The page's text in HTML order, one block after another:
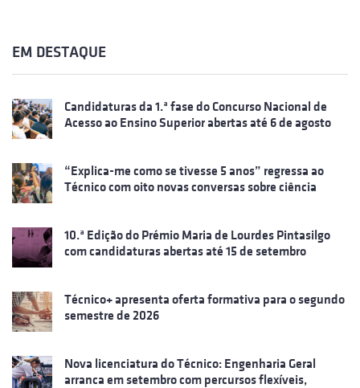
EM DESTAQUE
Candidaturas da 1.ª fase do Concurso Nacional de
Acesso ao Ensino Superior abertas até 6 de agosto
“Explica-me como se tivesse 5 anos” regressa ao
Técnico com oito novas conversas sobre ciência
10.ª Edição do Prémio Maria de Lourdes Pintasilgo
com candidaturas abertas até 15 de setembro
Técnico+ apresenta oferta formativa para o segundo
semestre de 2026
Nova licenciatura do Técnico: Engenharia Geral
arranca em setembro com percursos flexíveis,